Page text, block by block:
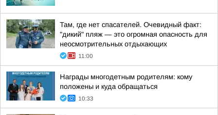
Там, где нет спасателей. Очевидный факт:
"дикий" пляж — это огромная опасность для
неосмотрительных отдыхающих
11:00
Награды многодетным родителям: кому
положены и куда обращаться
10:33